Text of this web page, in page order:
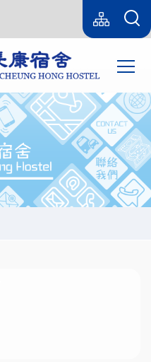
Language
switcher
sitemap(tc)